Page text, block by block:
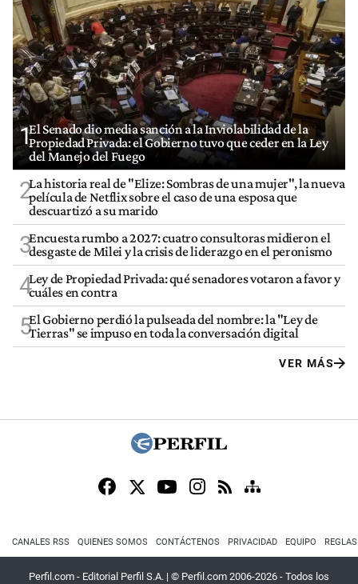
1El Senado dio media sanción a la Inviolabilidad de la
Propiedad Privada: el Gobierno tuvo que ceder en la Ley
del Manejo del Fuego
2La historia real de "Elize: Sombras de una mujer", la nueva
película de Netflix sobre el caso de una esposa que
descuartizó a su marido
3Encuesta rumbo a 2027: cuatro consultoras midieron el
desgaste de Milei y la crisis de liderazgo en el peronismo
4Ley de Propiedad Privada: qué senadores votaron a favor y
cuáles en contra
5El Gobierno perdió la pulseada del nombre: la "Ley de
Tierras" se impuso en toda la conversación digital
VER MÁS
CANALES RSS QUIENES SOMOS CONTÁCTENOS PRIVACIDAD EQUIPO
Perfil.com - Editorial Perfil S.A. | © Perfil.com 2006-2026 - Todos los